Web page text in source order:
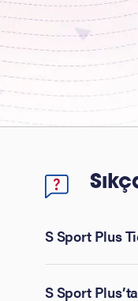
S Sport Plus
S Sport